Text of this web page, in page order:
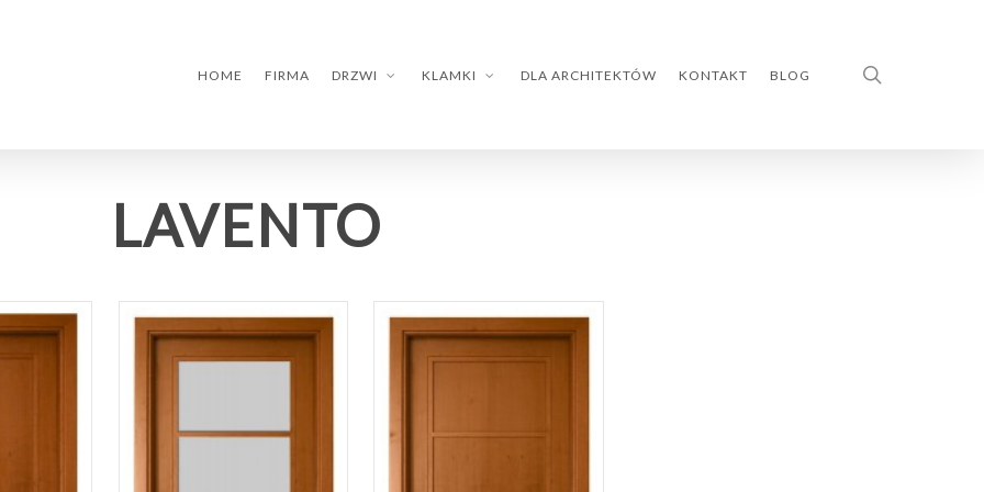
HOME FIRMA DRZWI KLAMKI DLA ARCHITEKTÓW KONTAKT BLOG
LAVENTO